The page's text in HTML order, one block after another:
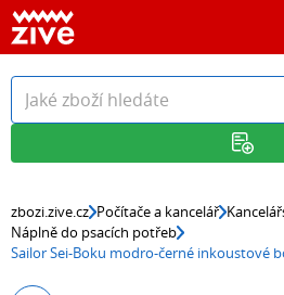
zbozi.zive.cz Počítače a kancelář
Náplně do psacích potřeb
Sailor Sei-Boku modro-černé inkoustové